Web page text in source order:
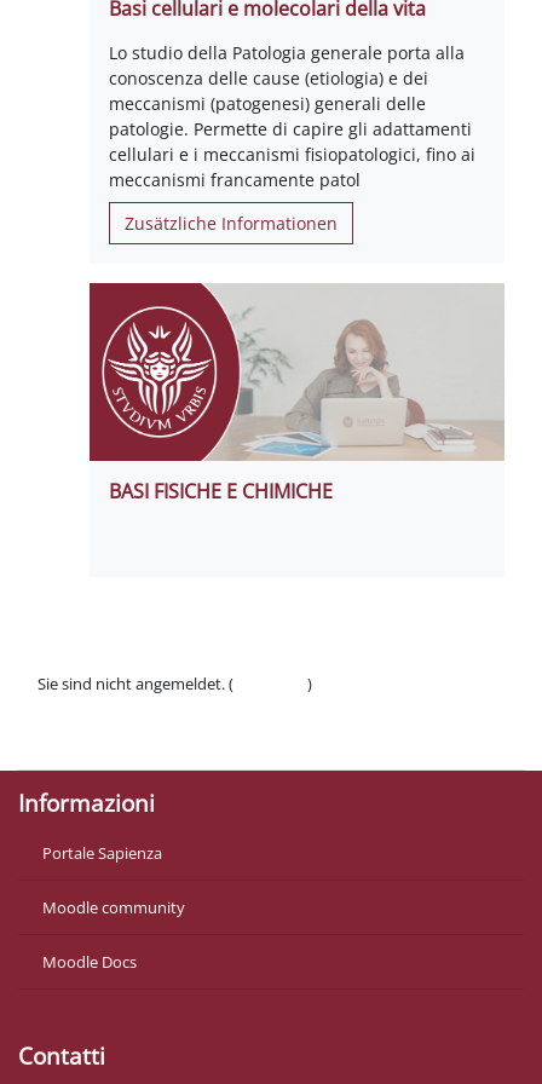
Basi cellulari e molecolari della vita
Lo studio della Patologia generale porta alla
conoscenza delle cause (etiologia) e dei
meccanismi (patogenesi) generali delle
patologie. Permette di capire gli adattamenti
cellulari e i meccanismi fisiopatologici, fino ai
meccanismi francamente patol
Zusätzliche Informationen
BASI FISICHE E CHIMICHE
Sie sind nicht angemeldet. (
)
Informazioni
Portale Sapienza
Moodle community
Moodle Docs
Contatti